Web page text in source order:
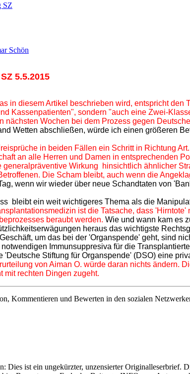
SZ
Schön
5.5.2015
in diesem Artikel beschrieben wird, entspricht
Kassenpatienten", sondern "auch eine Zwei-
nächsten Wochen bei dem Prozess gegen
Wetten abschließen, würde ich einen größeren
in beiden Fällen ein Schritt in Richtung
an alle Herren und Damen in entsprechenden
generalpräventive Wirkung hinsichtlich ähnlicher
Die Scham bleibt, auch wenn die
wenn wir wieder über neue Schandtaten von
bleibt ein weit wichtigeres Thema als die
ist die Tatsache, dass
beraubt werden. Wie und wann kam es
heraus das wichtigste
um das bei der 'Organspende' geht, sind
Immunsuppresiva für die
'Deutsche Stiftung für Organspende' (DSO) eine
von Aiman O. würde daran nichts ändern.
mit rechten Dingen zugeht.
Kommentieren und Bewerten in den sozialen
Dies ist ein ungekürzter, unzensierter Originalleserbrief.